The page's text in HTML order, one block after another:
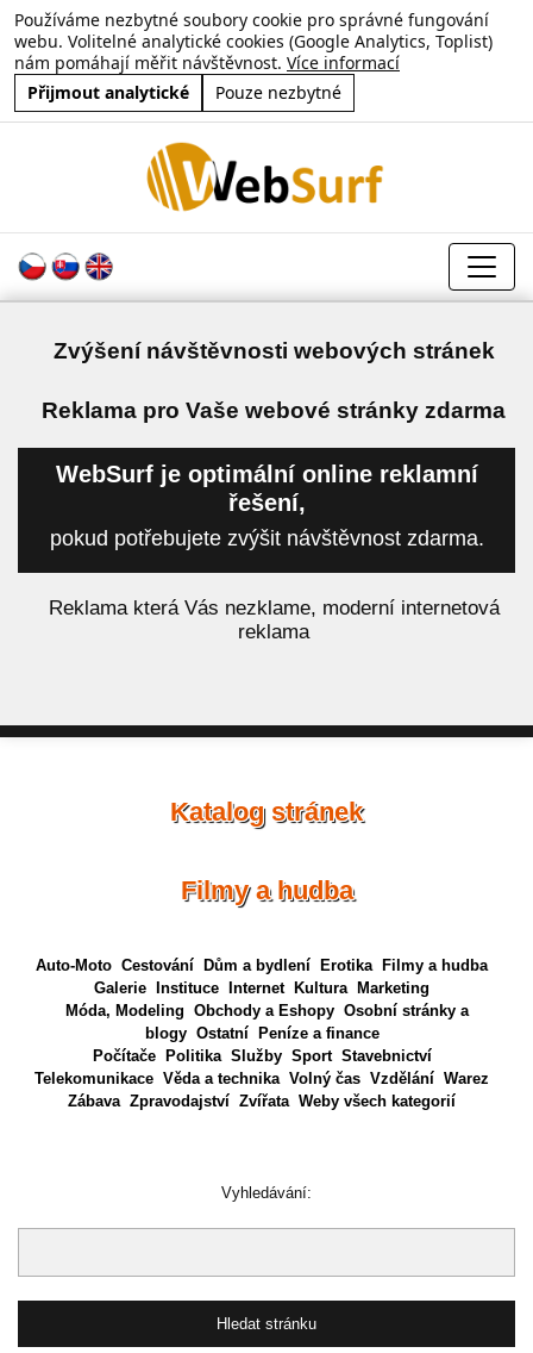
Používáme nezbytné soubory cookie pro správné fungování
webu. Volitelné analytické cookies (Google Analytics, Toplist)
nám pomáhají měřit návštěvnost. Více informací
Přijmout analytické
Pouze nezbytné
Zvýšení návštěvnosti webových stránek
Reklama pro Vaše webové stránky zdarma
WebSurf je optimální online reklamní
řešení,
pokud potřebujete zvýšit návštěvnost zdarma.
Reklama která Vás nezklame, moderní internetová
reklama
Katalog stránek
Filmy a hudba
Auto-Moto Cestování Dům a bydlení Erotika
Filmy a hudba
Galerie
Instituce Internet Kultura
Marketing
Móda, Modeling Obchody a Eshopy Osobní stránky a
blogy Ostatní
Peníze a finance
Počítače
Politika Služby Sport Stavebnictví
Telekomunikace Věda a technika Volný čas Vzdělání Warez
Zábava Zpravodajství Zvířata Weby všech kategorií
Vyhledávání: